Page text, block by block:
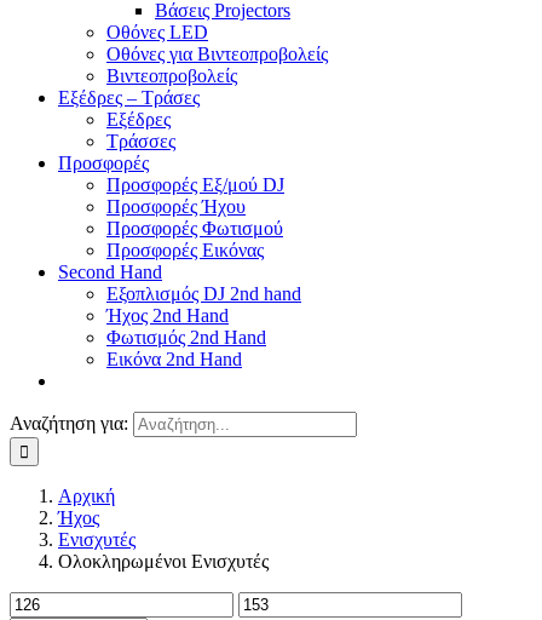
Βάσεις Projectors
Οθόνες LED
Οθόνες για Βιντεοπροβολείς
Βιντεοπροβολείς
Εξέδρες – Τράσες
Εξέδρες
Τράσσες
Προσφορές
Προσφορές Εξ/μού DJ
Προσφορές Ήχου
Προσφορές Φωτισμού
Προσφορές Εικόνας
Second Hand
Εξοπλισμός DJ 2nd hand
Ήχος 2nd Hand
Φωτισμός 2nd Hand
Εικόνα 2nd Hand
Αναζήτηση για:
Αρχική
Ήχος
Ενισχυτές
Ολοκληρωμένοι Ενισχυτές